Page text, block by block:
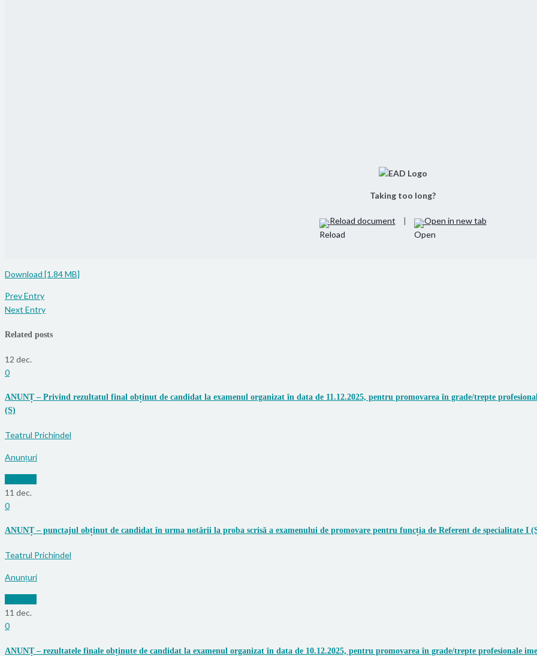
Taking too long?
Reload document | Open in new tab
Download [1.84 MB]
Prev Entry
Next Entry
Related posts
12 dec.
0
ANUNȚ – Privind rezultatul final obținut de candidat la examenul organizat în data de 11.12.2025, pentru promovarea în grade/trepte
(S)
Teatrul Prichindel
Anunțuri
11 dec.
0
ANUNȚ – punctajul obținut de candidat în urma notării la proba scrisă a examenului de promovare pentru funcția de Referent de specialitate I
Teatrul Prichindel
Anunțuri
11 dec.
0
ANUNȚ – rezultatele finale obținute de candidat la examenul organizat în data de 10.12.2025, pentru promovarea în grade/trepte profesionale